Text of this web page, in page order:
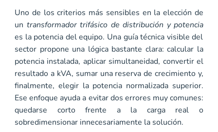
Uno de los criterios más sensibles en la elección de
un transformador trifásico de distribución y potencia
es la potencia del equipo. Una guía técnica visible del
sector propone una lógica bastante clara: calcular la
potencia instalada, aplicar simultaneidad, convertir el
resultado a kVA, sumar una reserva de crecimiento y,
finalmente, elegir la potencia normalizada superior.
Ese enfoque ayuda a evitar dos errores muy comunes:
quedarse corto frente a la carga real o
sobredimensionar innecesariamente la solución.